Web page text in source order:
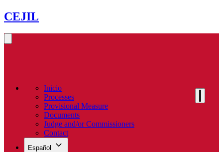
CEJIL
Inicio
Processes
Provisional Measure
Documents
Judge and/or Commissioners
Contact
Español